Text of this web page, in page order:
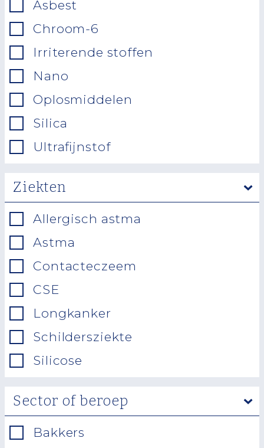
Asbest
Chroom-6
Irriterende stoffen
Nano
Oplosmiddelen
Silica
Ultrafijnstof
Ziekten
Allergisch astma
Astma
Contacteczeem
CSE
Longkanker
Schildersziekte
Silicose
Sector of beroep
Bakkers